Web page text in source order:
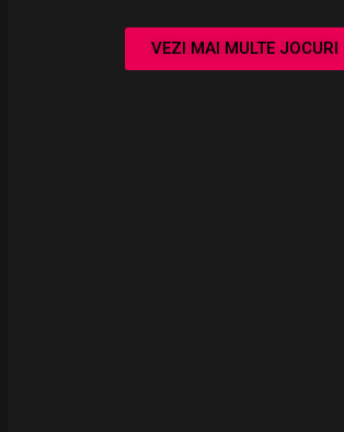
VEZI MAI MULTE JOCURI